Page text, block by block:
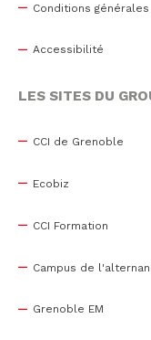
Conditions générales
Accessibilité
LES SITES DU
CCI de Grenoble
Ecobiz
CCI Formation
Campus de
Grenoble EM